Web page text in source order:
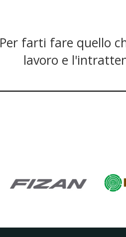
Per farti fare quello
lavoro e